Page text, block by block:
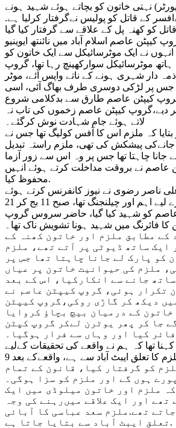
نہتی خاتون کو بچاتے ہوئے شہید ہونے
کے قاتل کو پولیس نےگرفتار کرلیا ہے.
کو کھنہ پل کے علاقے سے گرفتار کیا گیا
کیپٹن عاصم اسلام آباد میں نائنتھ ایوینیو
نے ایک موٹرسائیکل سے ایک خاتون کو
ہاتھ موٹرسائیکل سوارکھینچ رہا تھا، گروپ
دار شہری ہونے کے ناتے واپس آئے، موٹر
جس پر لڑکی دوسری طرف بھاگ آئی، اسی
کیپٹن عاصم طارق سے بدکلامی شروع
دیے،گروپ کیپٹن عاصم زخموں کی تاب نہ
لاتے ہوئے جام شہادت نوش کرگئے۔
بتایا کہ ملزم اس کا آفس کولیگ تھا جس نے
جانےکی پیشکش کی تھی، ملزم راستہ تبدیل
جانا چاہتا تھا جس پر وہ اس سے زور آزما
عاصم نے بروقت مداخلت کرتے ہوئے انہیں
محفوظ کیا.
ناصر رضوی نے نیوز کانفرنس کرتے ہوئے
بتایا کہ یہ کیس ہمارے لیے اہم اور چیلنجنگ تھا، صبح 11 بج کر 21
کو شہید کیا گیا، حاضر سروس گروپ
کا فائرنگ میں شہید ہونا تشویش ناک تھا۔
کے مطابق ملزم اور خاتون کھنہ کے
ایک ساتھ ڈیوٹی پر آتے تھے، ملزم
کو پارک لے جانا چاہتا تھا جس پر
ملزم کی حیوانیت خاتون پر عیاں
جانے سے انکارکیا، اس کے بعد
تکرار ہوئی، گروپ کیپٹن عاصم نے
دیکھ کر گاڑی روکی،گروپ کیپٹن
خاتون کے درمیان بیچ بچاؤ کروایا
جا کر پھر یوٹرن لےکر گروپ کپٹن
فائر کیا اور وہاں سے فرار ہوگیا۔
کہنا تھا کہ ہم نے واقعے کی تحقیقات کےلیے
11 ٹیمیں تشکیل دیں، ملزم کا تعلق ایبٹ آباد سے ہے، واقعےکے بعد 9
کو گرفتار کیا، قانون کے تمام
ہوں گے اور ملزم کو سزا ہوگی۔
ملزم اور خاتون میلوڈی میں‌ ایک
تھے اور ایک علاقے میں‌رہنے کی وجہ
تھے.ملزم سعد عباسی کا آبائی
تعلق ایبٹ آباد سے بتایا جاتا ہے.